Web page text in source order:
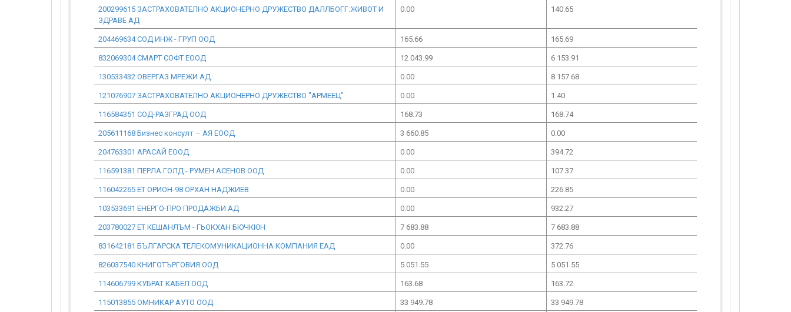
200299615 ЗАСТРАХОВАТЕЛНО АКЦИОНЕРНО ДРУЖЕСТВО ДАЛЛБОГГ:ЖИВОТ И
ЗДРАВЕ АД
0.00 140.65
204469634 СОД ИНЖ - ГРУП ООД 165.66 165.69
832069304 СМАРТ СОФТ ЕООД 12 043.99 6 153.91
130533432 ОВЕРГАЗ МРЕЖИ АД 0.00 8 157.68
121076907 ЗАСТРАХОВАТЕЛНО АКЦИОНЕРНО ДРУЖЕСТВО "АРМЕЕЦ" 0.00 1.40
116584351 СОД-РАЗГРАД ООД 168.73 168.74
205611168 Бизнес консулт – АЯ ЕООД 3 660.85 0.00
204763301 АРАСАЙ ЕООД 0.00 394.72
116591381 ПЕРЛА ГОЛД - РУМЕН АСЕНОВ ООД 0.00 107.37
116042265 ЕТ ОРИОН-98 ОРХАН НАДЖИЕВ 0.00 226.85
103533691 ЕНЕРГО-ПРО ПРОДАЖБИ АД 0.00 932.27
203780027 ЕТ КЕШАНЛЪМ - ГЬОКХАН БЮЧКЮН 7 683.88 7 683.88
831642181 БЪЛГАРСКА ТЕЛЕКОМУНИКАЦИОННА КОМПАНИЯ ЕАД 0.00 372.76
826037540 КНИГОТЪРГОВИЯ ООД 5 051.55 5 051.55
114606799 КУБРАТ КАБЕЛ ООД 163.68 163.72
115013855 ОМНИКАР АУТО ООД 33 949.78 33 949.78